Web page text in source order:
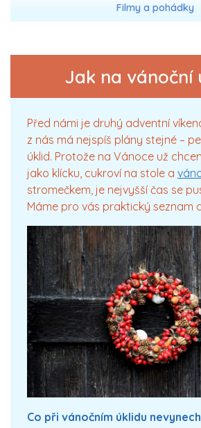
Filmy a pohádky
Jak na vánoční
Před námi je druhý adventní
z nás má nejspíš plány stejné –
úklid. Protože na Vánoce už
jako klícku, cukroví na stole a
stromečkem, je nejvyšší čas se
Máme pro vás praktický seznam
Co při vánočním úklidu